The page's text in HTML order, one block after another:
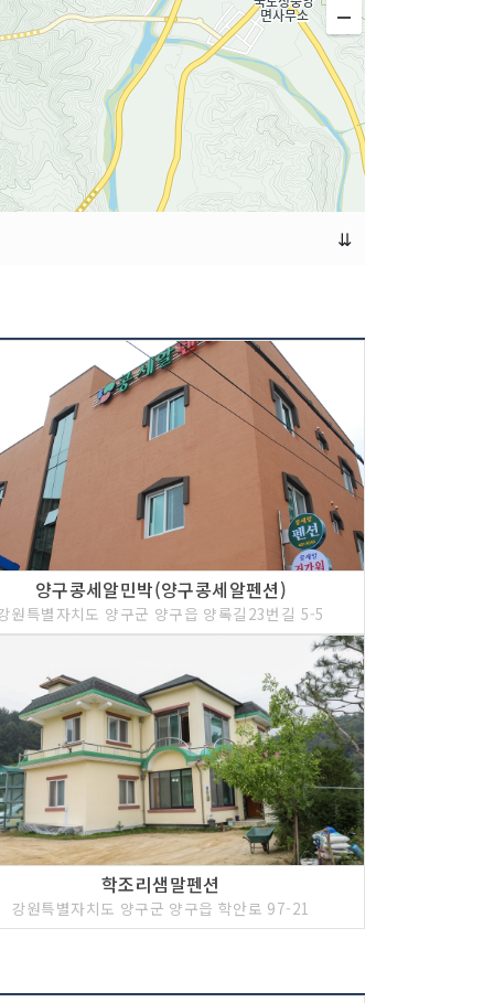
자 하는 의도로 건립된 미술관이다. 박수근 미술
품들은 '앉아있는 두남자'를 비롯한 유화 3점,
등의 판화, 수채화 '그림물감' ,그리고 수십 점의
주위의 산세가 수려한 경관을 이루며, 오염되지
의 국내 최대 서식지로 알려져 있다. 두타폭포는
낮에도 안개가 자욱하며, 이 폭포 바로 아래에 있
병풍을 두른 듯 하다. 동쪽 암벽에는 3평 정도의
빗과 말(馬)구박이 반석 위에 찍혀 있다.
상무룡리 출토 구석기시대 유물과 해안면 현리 출
물을 중심으로 전시하여 우리나라 선사문화를 쉽게
리나라 최초의 선사박물관이다.
⇊
양구콩세알민박(양구콩세알펜션)
원특별자치도 양구군 양구읍 양록길23번길 5-5
학조리샘말펜션
강원특별자치도 양구군 양구읍 학안로 97-21